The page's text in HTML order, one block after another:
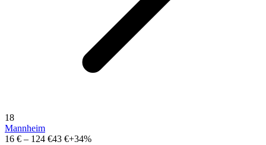
18
Mannheim
16 € – 124 €43 €+34%